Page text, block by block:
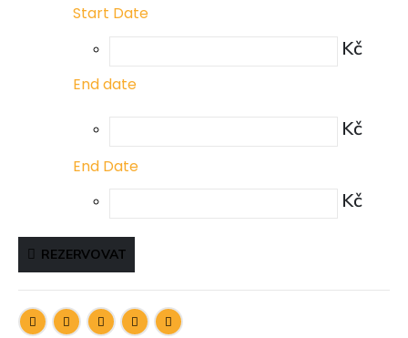
Start Date
Kč
End date
Kč
End Date
Kč
REZERVOVAT